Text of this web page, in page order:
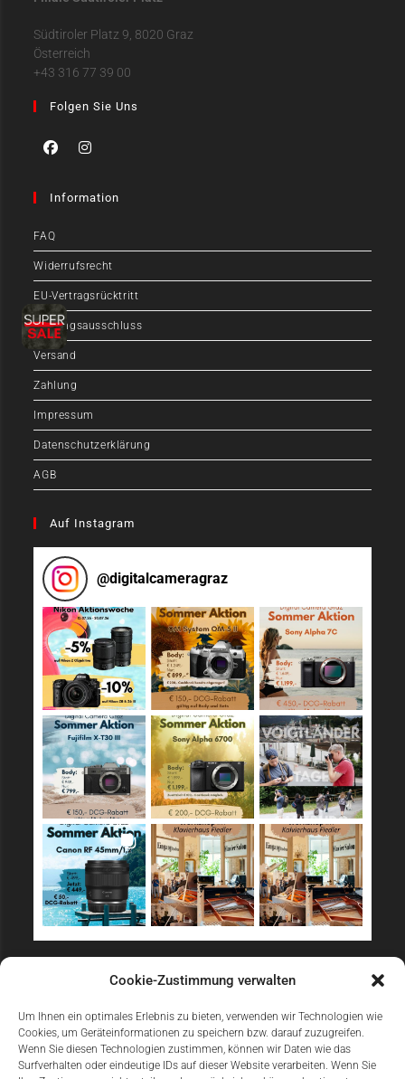
Cookie-Zustimmung verwalten
Um Ihnen ein optimales Erlebnis zu bieten, verwenden wir Technologien wie
Cookies, um Geräteinformationen zu speichern bzw. darauf zuzugreifen.
Wenn Sie diesen Technologien zustimmen, können wir Daten wie das
Surfverhalten oder eindeutige IDs auf dieser Website verarbeiten. Wenn Sie
Südtiroler Platz 9, 8020 Graz
Österreich
+43 316 77 39 00
Folgen Sie Uns
Information
FAQ
Widerrufsrecht
EU-Vertragsrücktritt
Haftungsausschluss
Versand
Zahlung
Impressum
Datenschutzerklärung
AGB
Auf Instagram
@digitalcameragraz
Sicher Einkaufen